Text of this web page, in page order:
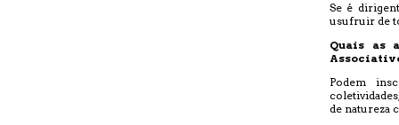
Se é
usufruir de
Quais as
Podem
de natureza